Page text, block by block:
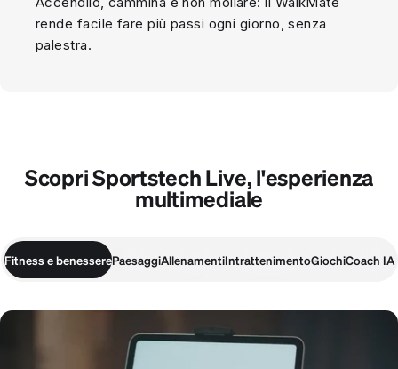
rende facile fare più passi ogni giorno, senza
palestra.
Scopri Sportstech Live, l'esperienza
multimediale
Fitness e benesserePaesaggiAllenamentiIntrattenimentoGiochiCoach IA
Fitness e benessere